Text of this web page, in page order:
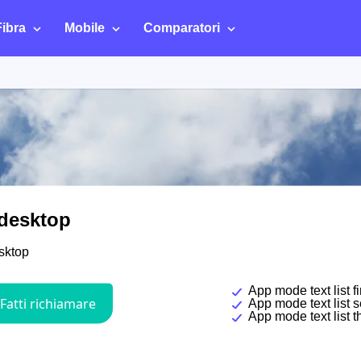
Mobile Comparatori